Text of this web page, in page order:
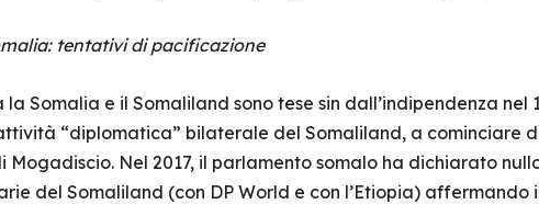
tentativi di pacificazione
Somalia e il Somaliland sono tese sin dall’indipendenza nel
“diplomatica” bilaterale del Somaliland, a cominciare
Mogadiscio. Nel 2017, il parlamento somalo ha dichiarato
del Somaliland (con DP World e con l’Etiopia)